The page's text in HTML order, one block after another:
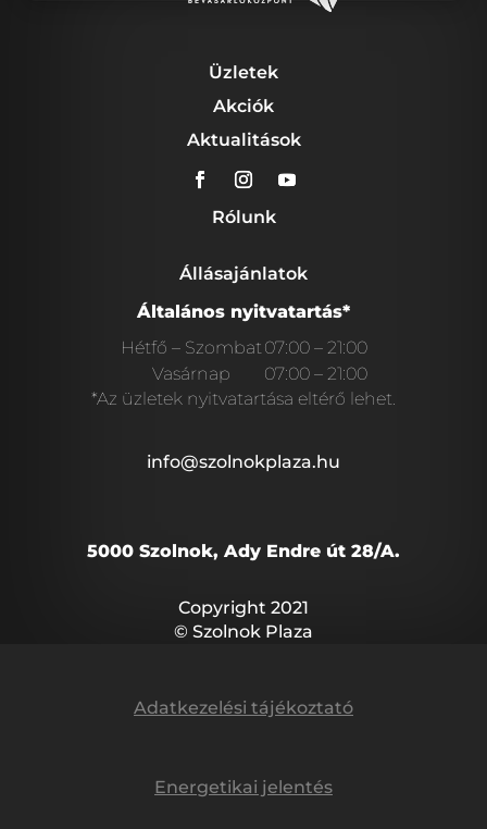
Üzletek
Akciók
Aktualitások
Rólunk
Állásajánlatok
Általános nyitvatartás*
Hétfő – Szombat07:00 – 21:00
Vasárnap
07:00 – 21:00
*Az üzletek nyitvatartása eltérő lehet.
info@szolnokplaza.hu
5000 Szolnok, Ady Endre út 28/A.
Copyright 2021
© Szolnok Plaza
Adatkezelési tájékoztató
Energetikai jelentés